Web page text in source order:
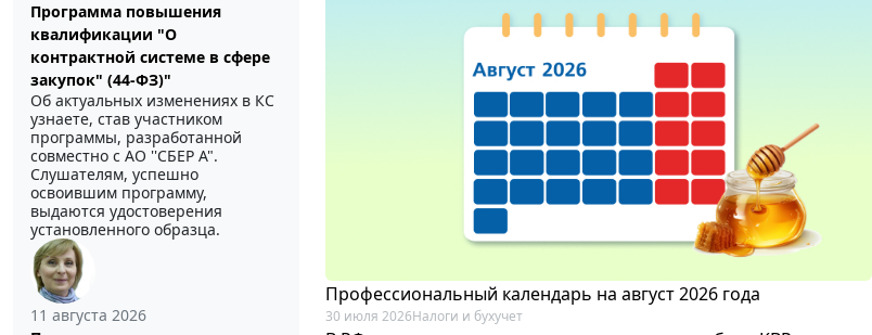
Программа повышения
квалификации "О
контрактной системе в сфере
закупок" (44-ФЗ)"
Об актуальных изменениях в КС
узнаете, став участником
программы, разработанной
совместно с АО ''СБЕР А".
Слушателям, успешно
освоившим программу,
выдаются удостоверения
установленного образца.
11 августа 2026
Профессиональный календарь на август 2026 года
30 июля 2026Налоги и бухучет